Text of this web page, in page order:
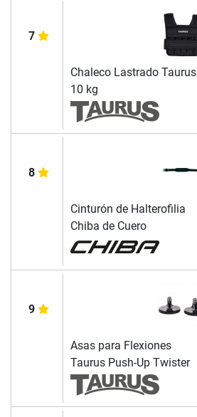
7
Chaleco Lastrado Taurus
10 kg
8
Cinturón de Halterofilia
Chiba de Cuero
9
Asas para Flexiones
Taurus Push-Up Twister